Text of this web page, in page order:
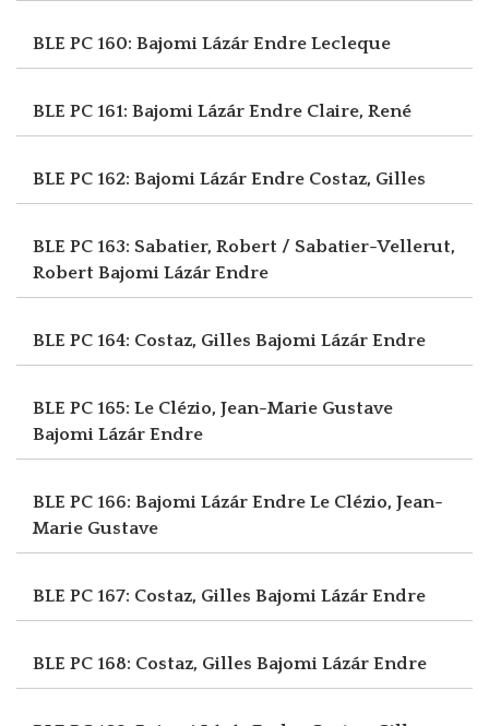
BLE PC 160: Bajomi Lázár Endre Lecleque
BLE PC 161: Bajomi Lázár Endre Claire, René
BLE PC 162: Bajomi Lázár Endre Costaz, Gilles
BLE PC 163: Sabatier, Robert / Sabatier-Vellerut,
Robert Bajomi Lázár Endre
BLE PC 164: Costaz, Gilles Bajomi Lázár Endre
BLE PC 165: Le Clézio, Jean-Marie Gustave
Bajomi Lázár Endre
BLE PC 166: Bajomi Lázár Endre Le Clézio, Jean-
Marie Gustave
BLE PC 167: Costaz, Gilles Bajomi Lázár Endre
BLE PC 168: Costaz, Gilles Bajomi Lázár Endre